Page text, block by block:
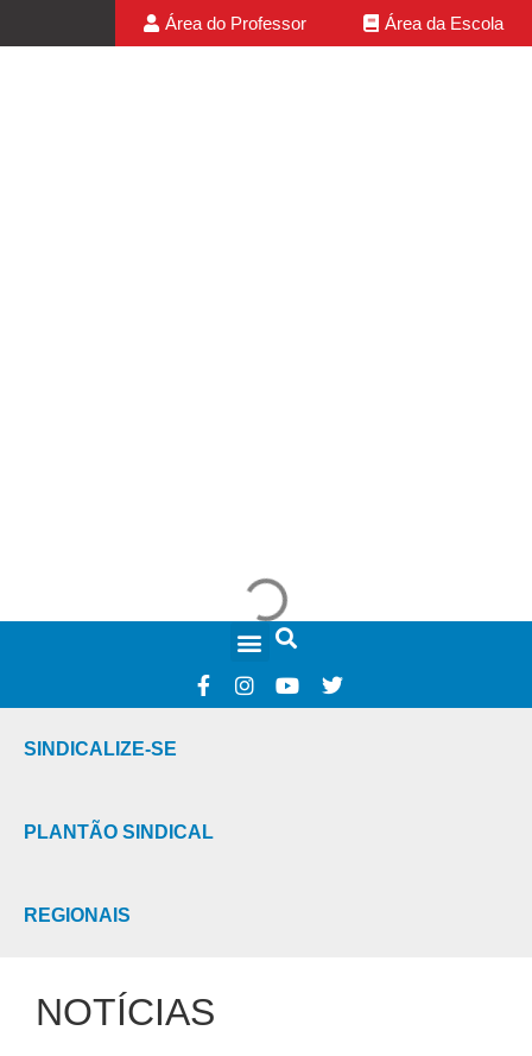
Área do Professor Área da Escola
SINDICALIZE-SE
PLANTÃO SINDICAL
REGIONAIS
NOTÍCIAS